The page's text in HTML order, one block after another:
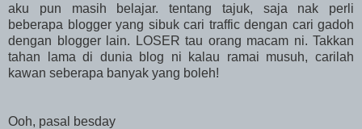
aku pun masih belajar. tentang tajuk, saja nak perli
beberapa blogger yang sibuk cari traffic dengan cari gadoh
dengan blogger lain. LOSER tau orang macam ni. Takkan
tahan lama di dunia blog ni kalau ramai musuh, carilah
kawan seberapa banyak yang boleh!
Ooh, pasal besday